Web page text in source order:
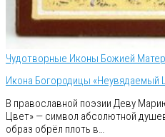
Чудотворные Иконы Божией
Икона Богородицы «Неувядаемый
В православной поэзии Деву
Цвет» — символ абсолютной
образ обрёл плоть в…